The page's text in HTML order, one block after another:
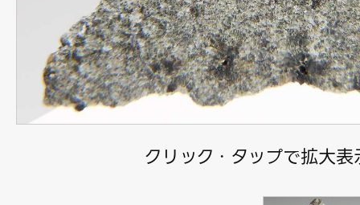
クリック・タップで拡大表